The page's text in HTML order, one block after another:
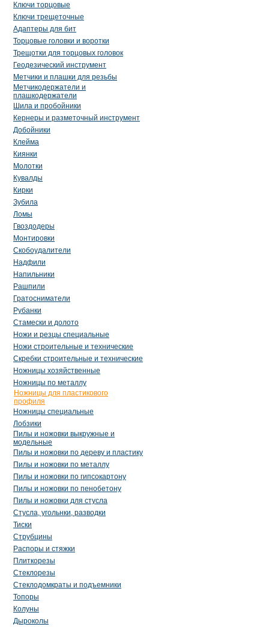
Ключи торцовые
Ключи трещеточные
Адаптеры для бит
Торцовые головки и воротки
Трещотки для торцовых головок
Геодезический инструмент
Метчики и плашки для резьбы
Метчикодержатели и
плашкодержатели
Шила и пробойники
Кернеры и разметочный инструмент
Добойники
Клейма
Киянки
Молотки
Кувалды
Кирки
Зубила
Ломы
Гвоздодеры
Монтировки
Скобоудалители
Надфили
Напильники
Рашпили
Гратосниматели
Рубанки
Стамески и долото
Ножи и резцы специальные
Ножи строительные и технические
Скребки строительные и технические
Ножницы хозяйственные
Ножницы по металлу
Ножницы для пластикового
профиля
Ножницы специальные
Лобзики
Пилы и ножовки выкружные и
модельные
Пилы и ножовки по дереву и пластику
Пилы и ножовки по металлу
Пилы и ножовки по гипсокартону
Пилы и ножовки по пенобетону
Пилы и ножовки для стусла
Стусла, угольнки, разводки
Тиски
Струбцины
Распоры и стяжки
Плиткорезы
Стеклорезы
Стеклодомкраты и подъемники
Топоры
Колуны
Дыроколы